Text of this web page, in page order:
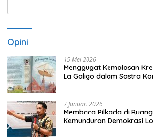
Opini
15 Mei 2026
Menggugat Kemalasan
La Galigo dalam Sastra
7 Januari 2026
Membaca Pilkada di
Kemunduran Demokrasi